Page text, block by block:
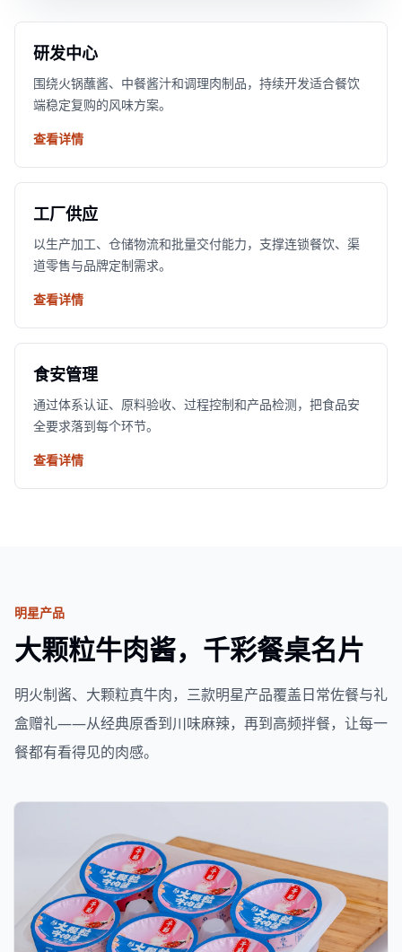
研发中心
围绕火锅蘸酱、中餐酱汁和调理肉制品，持续开发适合餐饮
端稳定复购的风味方案。
查看详情
工厂供应
以生产加工、仓储物流和批量交付能力，支撑连锁餐饮、渠
道零售与品牌定制需求。
查看详情
食安管理
通过体系认证、原料验收、过程控制和产品检测，把食品安
全要求落到每个环节。
查看详情
明星产品
大颗粒牛肉酱，千彩餐桌名片
明火制酱、大颗粒真牛肉，三款明星产品覆盖日常佐餐与礼
盒赠礼——从经典原香到川味麻辣，再到高频拌餐，让每一
餐都有看得见的肉感。